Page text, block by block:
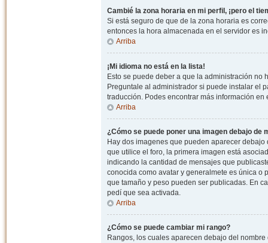
Cambié la zona horaria en mi perfil, ¡pero el
Si está seguro de que de la zona horaria es
entonces la hora almacenada en el servidor es
Arriba
¡Mi idioma no está en la lista!
Esto se puede deber a que la administración no
Preguntale al administrador si puede instalar el
traducción. Podes encontrar más información
Arriba
¿Cómo se puede poner una imagen debajo de
Hay dos imagenes que pueden aparecer
que utilice el foro, la primera imagen está
indicando la cantidad de mensajes que
conocida como avatar y generalmete es única o
que tamaño y peso pueden ser publicadas. En
pedí que sea activada.
Arriba
¿Cómo se puede cambiar mi rango?
Rangos, los cuales aparecen debajo del